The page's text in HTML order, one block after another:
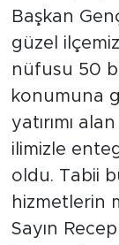
Başkan
güzel
nüfusu 50
konumuna
yatırımı
ilimizle
oldu. Tabii
hizmetlerin
Sayın